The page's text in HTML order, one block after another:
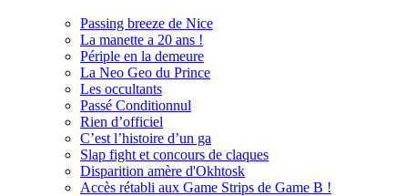
Passing breeze de Nice
La manette a 20 ans !
Périple en la demeure
La Neo Geo du Prince
Les occultants
Passé Conditionnul
Rien d’officiel
C’est l’histoire d’un ga
Slap fight et concours de claques
Disparition amère d'Okhtosk
Accès rétabli aux Game Strips de Game B !